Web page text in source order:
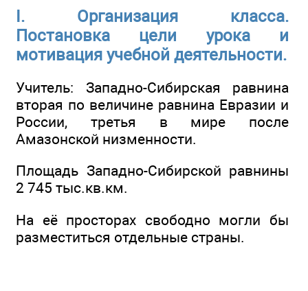
I. Организация класса.
Постановка цели урока и
мотивация учебной деятельности.
Учитель: Западно-Сибирская равнина
вторая по величине равнина Евразии и
России, третья в мире после
Амазонской низменности.
Площадь Западно-Сибирской равнины
2 745 тыс.кв.км.
На её просторах свободно могли бы
разместиться отдельные страны.